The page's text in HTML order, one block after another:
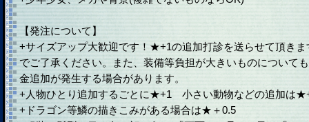
【発注について】
+サイズアップ大歓迎です！★+1の追加打診を送らせて頂きま
でご了承ください。また、装備等負担が大きいものについて
金追加が発生する場合があります。
+人物ひとり追加するごとに★+1 小さい動物などの追加は
+ドラゴン等鱗の描きこみがある場合は★＋0.5